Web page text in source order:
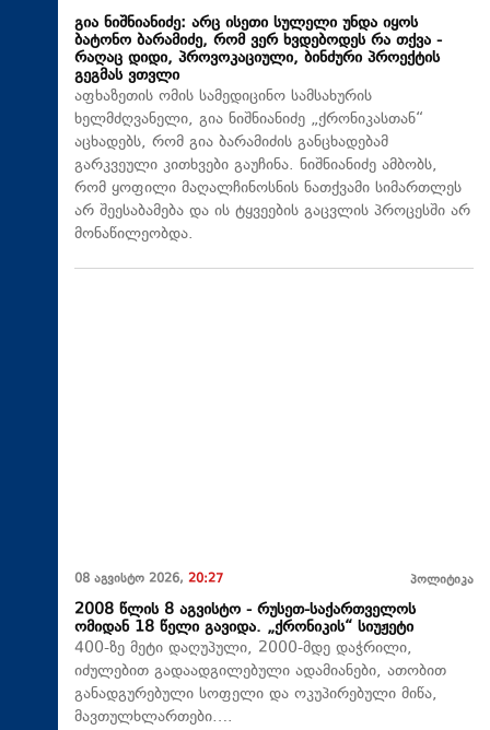
გია ნიშნიანიძე: არც ისეთი სულელი უნდა იყოს
ბატონო ბარამიძე, რომ ვერ ხვდებოდეს რა თქვა -
რაღაც დიდი, პროვოკაციული, ბინძური პროექტის
გეგმას ვთვლი
აფხაზეთის ომის სამედიცინო სამსახურის
ხელმძღვანელი, გია ნიშნიანიძე „ქრონიკასთან“
აცხადებს, რომ გია ბარამიძის განცხადებამ
გარკვეული კითხვები გაუჩინა. ნიშნიანიძე ამბობს,
რომ ყოფილი მაღალჩინოსნის ნათქვამი სიმართლეს
არ შეესაბამება და ის ტყვეების გაცვლის პროცესში არ
მონაწილეობდა.
08 აგვისტო 2026, 20:27 პოლიტიკა
2008 წლის 8 აგვისტო - რუსეთ-საქართველოს
ომიდან 18 წელი გავიდა. „ქრონიკის“ სიუჟეტი
400-ზე მეტი დაღუპული, 2000-მდე დაჭრილი,
იძულებით გადაადგილებული ადამიანები, ათობით
განადგურებული სოფელი და ოკუპირებული მიწა,
მავთულხლართები….